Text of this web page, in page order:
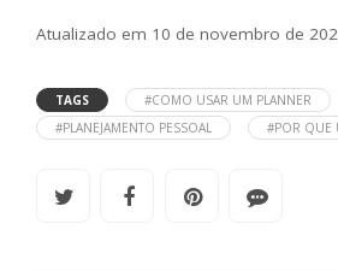
Atualizado em 10 de novembro de
TAGS
#COMO USAR UM PLANNER
#PLANEJAMENTO PESSOAL
#POR QUE